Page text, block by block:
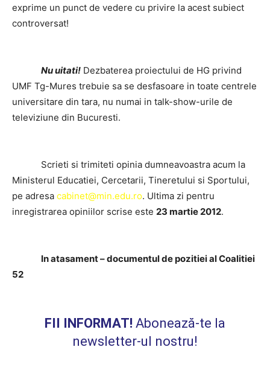
exprime un punct de vedere cu privire la acest subiect
controversat!
Nu uitati! Dezbaterea proiectului de HG privind
UMF Tg-Mures trebuie sa se desfasoare in toate centrele
universitare din tara, nu numai in talk-show-urile de
televiziune din Bucuresti.
Scrieti si trimiteti opinia dumneavoastra acum la
Ministerul Educatiei, Cercetarii, Tineretului si Sportului,
pe adresa cabinet@min.edu.ro. Ultima zi pentru
inregistrarea opiniilor scrise este 23 martie 2012.
In atasament – documentul de pozitiei al Coalitiei
52
FII INFORMAT! Abonează-te la
newsletter-ul nostru!